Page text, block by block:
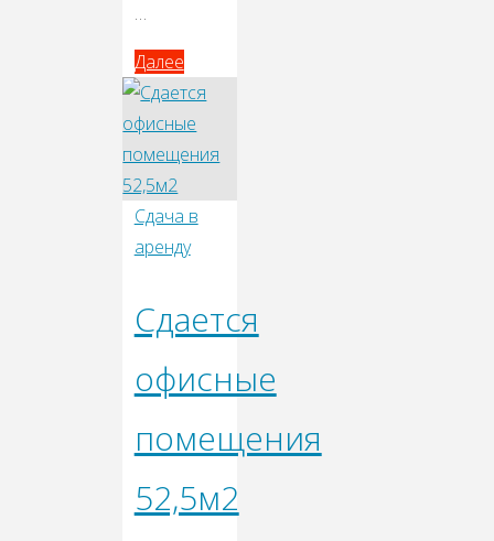
…
ДалееДалее
Сдача в
аренду
Сдается
офисные
помещения
52,5м2